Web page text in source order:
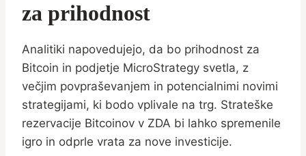
za prihodnost
Analitiki napovedujejo, da bo prihodnost za
Bitcoin in podjetje MicroStrategy svetla, z
večjim povpraševanjem in potencialnimi novimi
strategijami, ki bodo vplivale na trg. Strateške
rezervacije Bitcoinov v ZDA bi lahko spremenile
igro in odprle vrata za nove investicije.